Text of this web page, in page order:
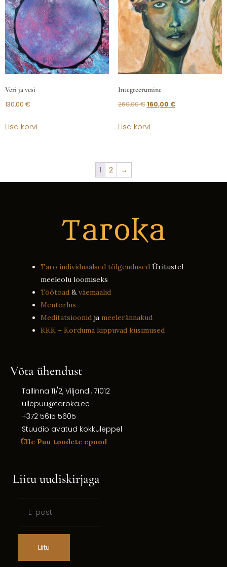
Veri ja vesi
130,00 €
Lisa korvi
Integreerumine
260,00€ 160,00 €
Lisa korvi
1 2 →
Taro individuaalsed tõlgendused Üritustel
meeleolu loomiseks
Töötoad &väemaalid
Mentorlus
Meditatsioonid ja meelerännakud
KKK – Korduma kippuvad küsimused
Võta ühendust
Tallinna 11/2, Viljandi, 71012
ullepuu@taroka.ee
+372 5615 5605
Stuudio avatud kokkuleppel
Ülle Puu toodete epood
Liitu uudiskirjaga
Liitu